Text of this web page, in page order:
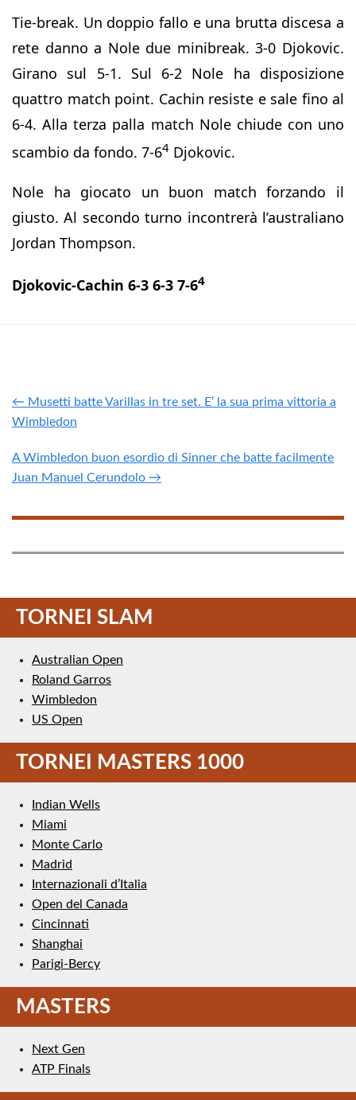
Tie-break. Un doppio fallo e una brutta discesa a
rete danno a Nole due minibreak. 3-0 Djokovic.
Girano sul 5-1. Sul 6-2 Nole ha disposizione
quattro match point. Cachin resiste e sale fino al
6-4. Alla terza palla match Nole chiude con uno
scambio da fondo. 7-64 Djokovic.
Nole ha giocato un buon match forzando il
giusto. Al secondo turno incontrerà l’australiano
Jordan Thompson.
Djokovic-Cachin 6-3 6-3 7-64
← Musetti batte Varillas in tre set. E’ la sua prima vittoria a
Wimbledon
A Wimbledon buon esordio di Sinner che batte facilmente
Juan Manuel Cerundolo →
TORNEI SLAM
Australian Open
Roland Garros
Wimbledon
US Open
TORNEI MASTERS 1000
Indian Wells
Miami
Monte Carlo
Madrid
Internazionali d’Italia
Open del Canada
Cincinnati
Shanghai
Parigi-Bercy
MASTERS
Next Gen
ATP Finals